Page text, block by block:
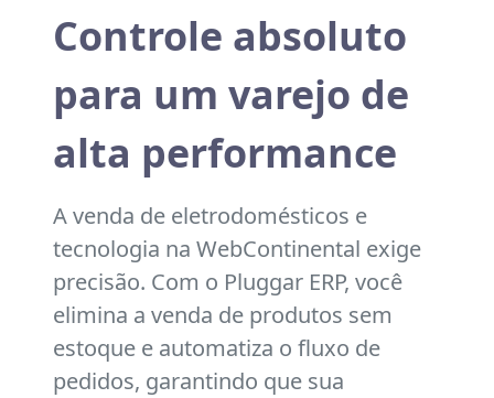
Controle absoluto
para um varejo de
alta performance
A venda de eletrodomésticos e
tecnologia na WebContinental exige
precisão. Com o Pluggar ERP, você
elimina a venda de produtos sem
estoque e automatiza o fluxo de
pedidos, garantindo que sua